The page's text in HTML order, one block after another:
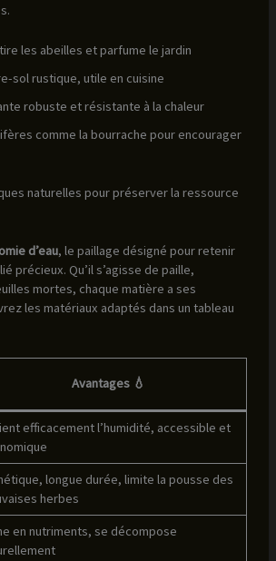
les abeilles et parfume le jardin
sol rustique, utile en cuisine
robuste et résistante à la chaleur
comme la bourrache pour encourager
naturelles pour préserver la ressource
d’eau, le paillage désigné pour retenir
précieux. Qu’il s’agisse de paille,
mortes, chaque matière a ses
les matériaux adaptés dans un tableau
Avantages 💧
efficacement l’humidité, accessible et
longue durée, limite la pousse des
herbes
en nutriments, se décompose